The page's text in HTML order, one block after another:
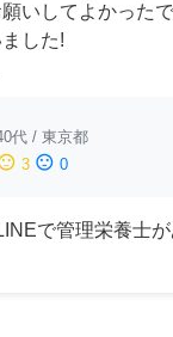
いしてよかった
した!
代 / 東京都
3 sentiment_dissatisfied 0
で管理栄養士が